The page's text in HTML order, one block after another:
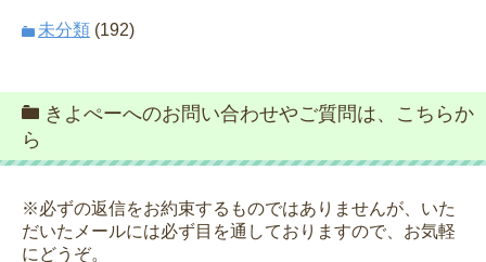
未分類 (192)
きよぺーへのお問い合わせやご質問は、こちらか
ら
※必ずの返信をお約束するものではありませんが、いた
だいたメールには必ず目を通しておりますので、お気軽
にどうぞ。